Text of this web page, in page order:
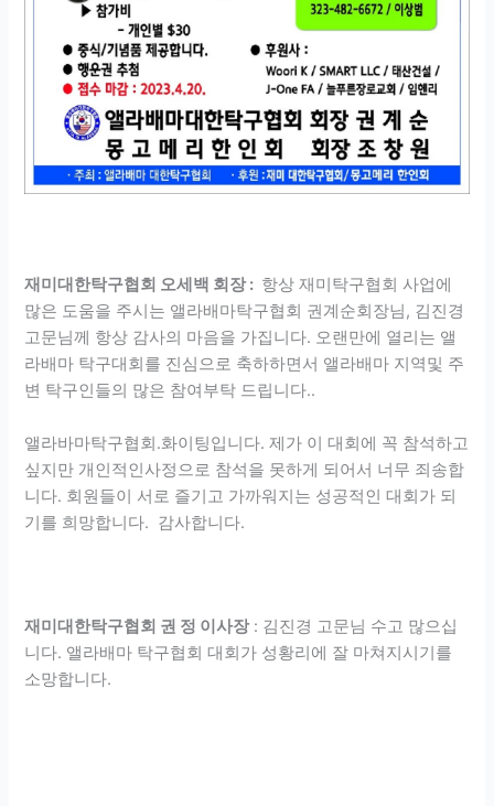
재미대한탁구협회 오세백 회장 : 항상 재미탁구협회 사업에
많은 도움을 주시는 앨라배마탁구협회 권계순회장님, 김진경
고문님께 항상 감사의 마음을 가집니다. 오랜만에 열리는 앨
라배마 탁구대회를 진심으로 축하하면서 앨라배마 지역및 주
변 탁구인들의 많은 참여부탁 드립니다..
앨라바마탁구협회.화이팅입니다. 제가 이 대회에 꼭 참석하고
싶지만 개인적인사정으로 참석을 못하게 되어서 너무 죄송합
니다. 회원들이 서로 즐기고 가까워지는 성공적인 대회가 되
기를 희망합니다. 감사합니다.
재미대한탁구협회 권 정 이사장: 김진경 고문님 수고 많으십
니다. 앨라배마 탁구협회 대회가 성황리에 잘 마쳐지시기를
소망합니다.